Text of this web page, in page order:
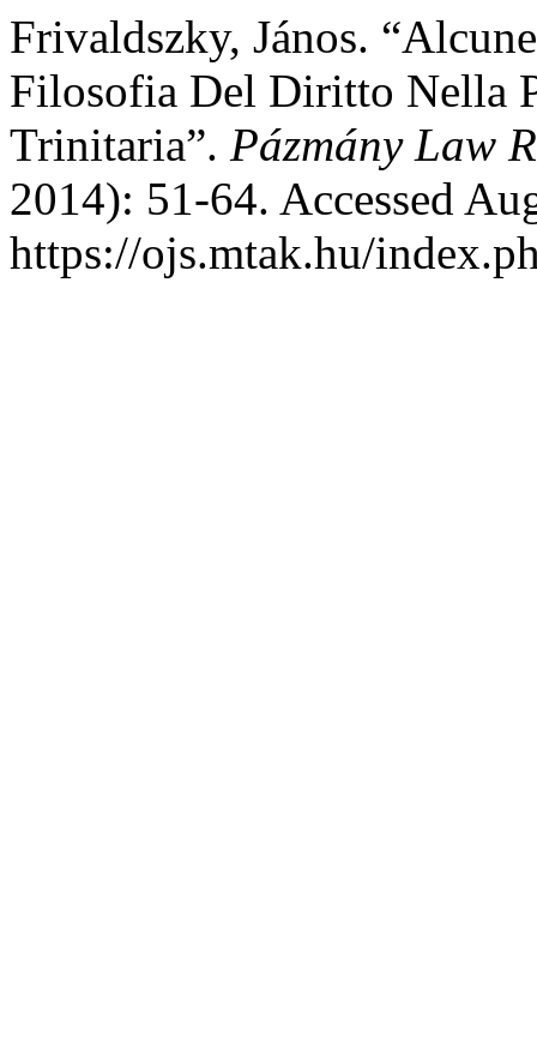
Frivaldszky, János.
Filosofia Del Diritto Nella
Trinitaria”. Pázmány Law
2014): 51-64. Accessed
https://ojs.mtak.hu/